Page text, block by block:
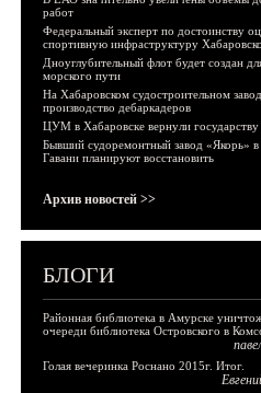
работ
Федеральный эксперт по достоинству
спортивную инфраструктуру
Дноуглубительный флот будет создан
морского пути
На Хабаровском судостроительном
производство дебаркадеров
ЦУМ в Хабаровске вернули государству
Бывший судоремонтный завод «Якорь» в
Гавани планируют восстановить
Архив новостей >>
БЛОГИ
Районная библиотека в Амурске
очереди библиотека Островского в
Голая вечеринка Роснано 2015г. Итог.